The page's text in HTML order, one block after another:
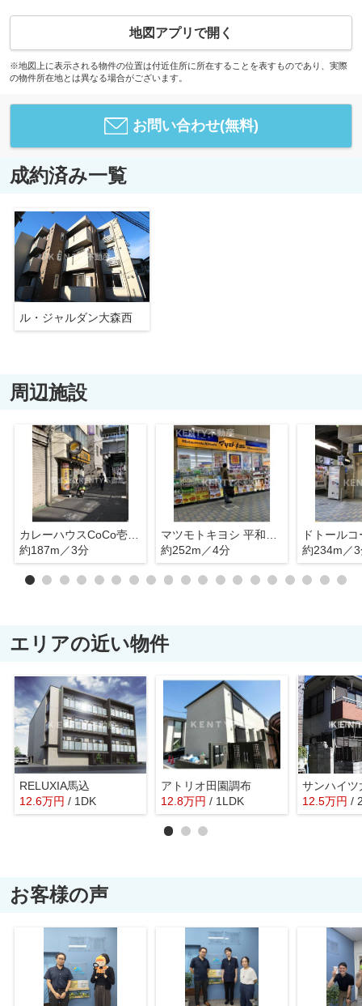
地図アプリで開く
※地図上に表示される物件の位置は付近住所に所在することを表すものであり、実際
の物件所在地とは異なる場合がございます。
お問い合わせ(無料)
成約済み一覧
ル・ジャルダン大森西
周辺施設
カレーハウスCoCo壱番屋 京急平和島駅前店
約187m／3分
約252m／4分
約234m／
エリアの近い物件
RELUXIA馬込
12.6万円 / 1DK
アトリオ田園調布
12.8万円 / 1LDK
サンハイツ
12.5万円 /
お客様の声